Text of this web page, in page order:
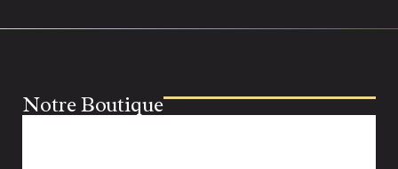
Notre Boutique